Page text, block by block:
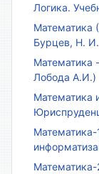
Логика.
Математика
Бурцев, Н.
Математика
Лобода А.И.)
Математика
Математика-
Математика-